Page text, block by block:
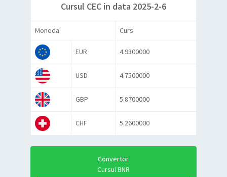
Cursul CEC in data 2025-2-6
Moneda Curs
EUR 4.9300000
USD 4.7500000
GBP 5.8700000
CHF 5.2600000
Convertor
Cursul BNR